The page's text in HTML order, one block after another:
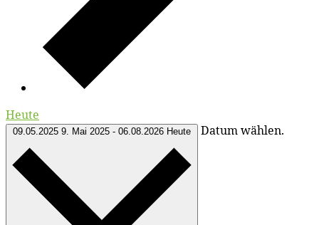
Heute
09.05.2025 9. Mai 2025 - 06.08.2026 Heute Datum wählen.